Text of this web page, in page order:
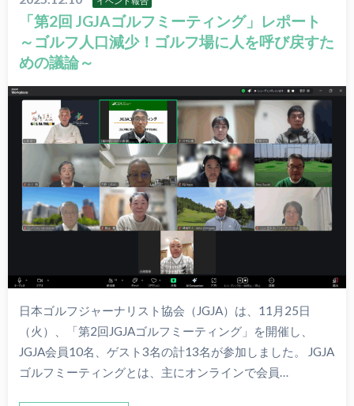
「第2回 JGJAゴルフミーティング」レポート
～ゴルフ人口減少！ゴルフ場に人を呼び戻すた
めの議論～
日本ゴルフジャーナリスト協会（JGJA）は、11月25日
（火）、「第2回JGJAゴルフミーティング」を開催し、
JGJA会員10名、ゲスト3名の計13名が参加しました。 JGJA
ゴルフミーティングとは、主にオンラインで会員…